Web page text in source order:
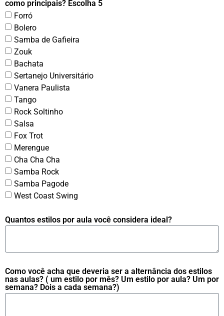
como principais? Escolha 5
Forró
Bolero
Samba de Gafieira
Zouk
Bachata
Sertanejo Universitário
Vanera Paulista
Tango
Rock Soltinho
Salsa
Fox Trot
Merengue
Cha Cha Cha
Samba Rock
Samba Pagode
West Coast Swing
Quantos estilos por aula você considera ideal?
Como você acha que deveria ser a alternância dos estilos
nas aulas? ( um estilo por mês? Um estilo por aula? Um por
semana? Dois a cada semana?)